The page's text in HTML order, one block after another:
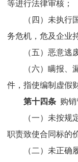
等进行法律审核；
（四）未执
务危机，危及企业
（五）恶意逃
（六）瞒报
件，指使编制虚假
第十四条 购
（一）未按
职责致使合同标的
（二）未正